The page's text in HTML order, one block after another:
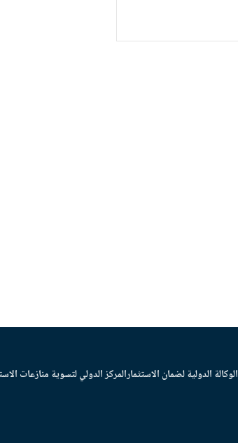
الوكالة الدولية لضمان الاستثمارالمركز الدولي لتسوية منازعات